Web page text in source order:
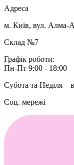
Адреса
м. Київ, вул. Алма-
Склад №7
Графік роботи:
Пн-Пт 9:00 - 18:00
Субота та Неділя –
Соц. мережі